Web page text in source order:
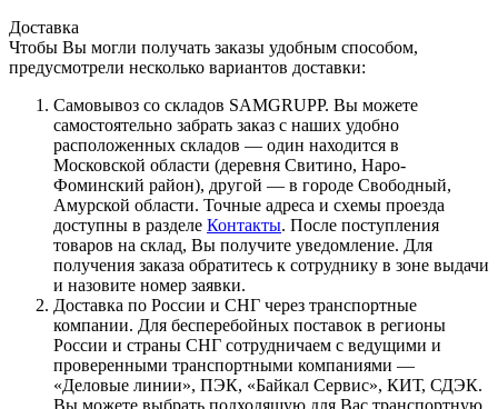
Доставка
Чтобы Вы могли получать заказы удобным способом,
предусмотрели несколько вариантов доставки:
Самовывоз со складов SAMGRUPP. Вы можете
самостоятельно забрать заказ с наших удобно
расположенных складов — один находится в
Московской области (деревня Свитино, Наро-
Фоминский район), другой — в городе Свободный,
Амурской области. Точные адреса и схемы проезда
доступны в разделе Контакты. После поступления
товаров на склад, Вы получите уведомление. Для
получения заказа обратитесь к сотруднику в зоне выдачи
и назовите номер заявки.
Доставка по России и СНГ через транспортные
компании. Для бесперебойных поставок в регионы
России и страны СНГ сотрудничаем с ведущими и
проверенными транспортными компаниями —
«Деловые линии», ПЭК, «Байкал Сервис», КИТ, СДЭК.
Вы можете выбрать подходящую для Вас транспортную